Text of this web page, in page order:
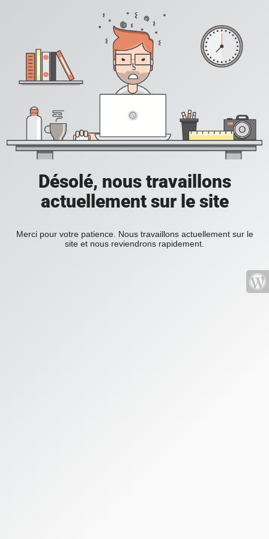
Désolé, nous travaillons
actuellement sur le site
Merci pour votre patience. Nous travaillons actuellement sur le
site et nous reviendrons rapidement.